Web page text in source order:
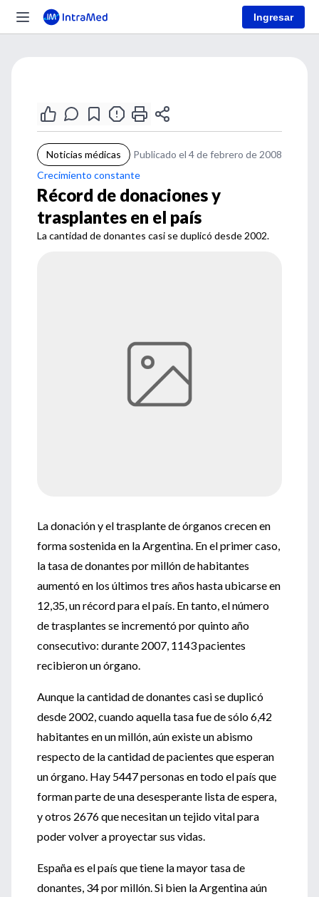
Ingresar
Noticias médicas
Publicado el 4 de febrero de 2008
Crecimiento constante
Récord de donaciones y
trasplantes en el país
La cantidad de donantes casi se duplicó desde 2002.
La donación y el trasplante de órganos crecen en
forma sostenida en la Argentina. En el primer caso,
la tasa de donantes por millón de habitantes
aumentó en los últimos tres años hasta ubicarse en
12,35, un récord para el país. En tanto, el número
de trasplantes se incrementó por quinto año
consecutivo: durante 2007, 1143 pacientes
recibieron un órgano.
Aunque la cantidad de donantes casi se duplicó
desde 2002, cuando aquella tasa fue de sólo 6,42
habitantes en un millón, aún existe un abismo
respecto de la cantidad de pacientes que esperan
un órgano. Hay 5447 personas en todo el país que
forman parte de una desesperante lista de espera,
y otros 2676 que necesitan un tejido vital para
poder volver a proyectar sus vidas.
España es el país que tiene la mayor tasa de
donantes, 34 por millón. Si bien la Argentina aún